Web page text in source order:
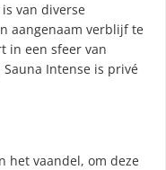
van diverse
aangenaam verblijf te
in een sfeer van
Intense is privé
het vaandel, om deze